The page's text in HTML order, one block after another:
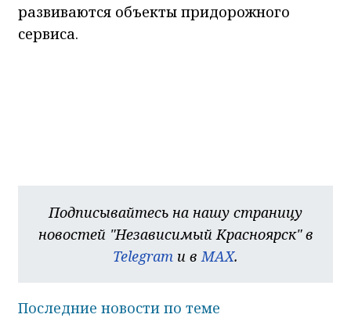
развиваются объекты придорожного
сервиса.
Подписывайтесь на нашу страницу
новостей "Независимый Красноярск" в
Telegram и в MAX.
Последние новости по теме